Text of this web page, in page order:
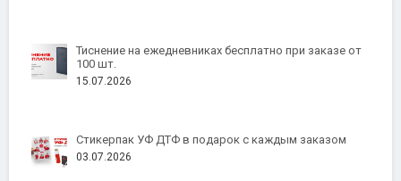
Тиснение на ежедневниках бесплатно при заказе от
100 шт.
15.07.2026
Стикерпак УФ ДТФ в подарок с каждым заказом
03.07.2026